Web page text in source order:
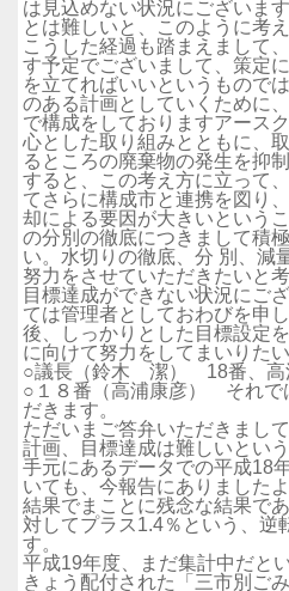
は見込めない状況にございま
とは難しいと、このように考
こうした経過も踏まえまして
す予定でございまして、策定
を立てればいいというもので
のある計画としていくために
で構成をしておりますアース
心とした取り組みとともに、
るところの廃棄物の発生を抑
すると、この考え方に立って
てさらに構成市と連携を図り
却による要因が大きいという
の分別の徹底につきまして積
い。水切りの徹底、分 別、減
努力をさせていただきたいと
目標達成ができない状況にご
ては管理者としておわびを申
後、しっかりとした目標設定
に向けて努力をしてまいりた
○議長（鈴木 潔） 18番、高
○１８番（高浦康彦） それで
だきます。
ただいまご答弁いただきまし
計画、目標達成は難しいとい
手元にあるデータでの平成18
いても、今報告にありました
結果でまことに残念な結果で
対してプラス1.4％という、逆
す。
平成19年度、まだ集計中だと
きょう配付された「三市別ご